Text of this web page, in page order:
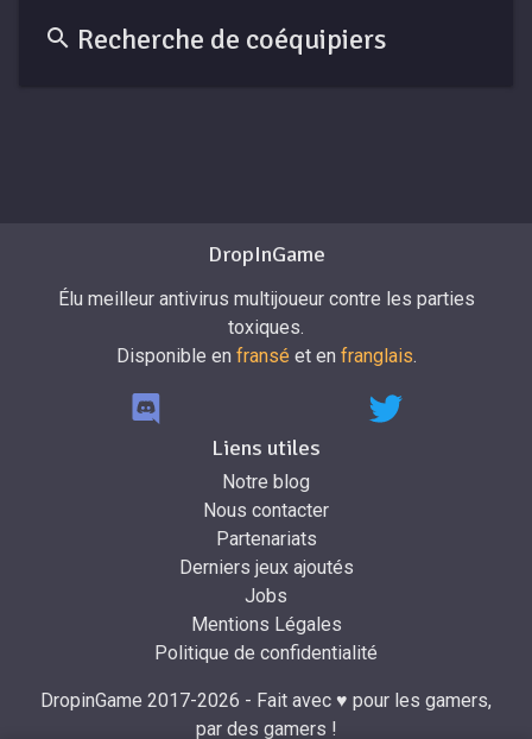
Recherche de coéquipiers
DropInGame
Élu meilleur antivirus multijoueur contre les parties
toxiques.
Disponible en fransé et en franglais.
Liens utiles
Notre blog
Nous contacter
Partenariats
Derniers jeux ajoutés
Jobs
Mentions Légales
Politique de confidentialité
DropinGame 2017-2026 - Fait avec ♥ pour les gamers,
par des gamers !